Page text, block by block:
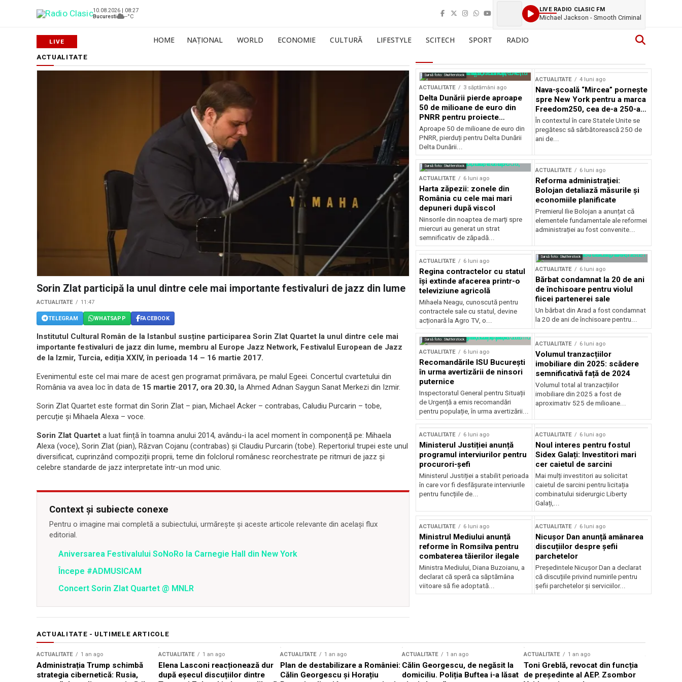
10.08.2026 | 08:27
Bucuresti
--°C
LIVE RADIO CLASIC FM
Michael Jackson - Smooth Criminal
HOME NAȚIONAL WORLD ECONOMIE CULTURĂ LIFESTYLE SCITECH SPORT RADIO
ACTUALITATE
Sorin Zlat participă la unul dintre cele mai importante festivaluri de jazz din lume
ACTUALITATE 11:47
TELEGRAM WHATSAPP FACEBOOK
Institutul Cultural Român de la Istanbul susține participarea Sorin Zlat Quartet la unul dintre cele mai
importante festivaluri de jazz din lume, membru al Europe Jazz Network, Festivalul European de Jazz
de la Izmir, Turcia, ediția XXIV, în perioada 14 – 16 martie 2017.
Evenimentul este cel mai mare de acest gen programat primăvara, pe malul Egeei. Concertul cvartetului din
România va avea loc în data de 15 martie 2017, ora 20.30, la Ahmed Adnan Saygun Sanat Merkezi din Izmir.
Sorin Zlat Quartet este format din Sorin Zlat – pian, Michael Acker – contrabas, Caludiu Purcarin – tobe,
percuție și Mihaela Alexa – voce.
Sorin Zlat Quartet a luat ființă în toamna anului 2014, avându-i la acel moment în componență pe: Mihaela
Alexa (voce), Sorin Zlat (pian), Răzvan Cojanu (contrabas) și Claudiu Purcarin (tobe). Repertoriul trupei este unul
diversificat, cuprinzând compoziții proprii, teme din folclorul românesc reorchestrate pe ritmuri de jazz și
celebre standarde de jazz interpretate într-un mod unic.
Context și subiecte conexe
Pentru o imagine mai completă a subiectului, urmărește și aceste articole relevante din același flux
editorial.
Aniversarea Festivalului SoNoRo la Carnegie Hall din New York
Începe #ADMUSICAM
Concert Sorin Zlat Quartet @ MNLR
Sursă foto: Shutterstock
ACTUALITATE 3 săptămâni ago
Delta Dunării pierde aproape
50 de milioane de euro din
PNRR pentru proiecte
esențiale
Aproape 50 de milioane de euro din
PNRR, pierduți pentru Delta Dunării
Delta Dunării...
ACTUALITATE 4 luni ago
Nava-școală “Mircea” pornește
spre New York pentru a marca
Freedom250, cea de-a 250-a
aniversare a Statelor Unite
În contextul în care Statele Unite se
pregătesc să sărbătorească 250 de
ani de...
Sursă foto: Shutterstock
ACTUALITATE 6 luni ago
Harta zăpezii: zonele din
România cu cele mai mari
depuneri după viscol
Ninsorile din noaptea de marți spre
miercuri au generat un strat
semnificativ de zăpadă...
ACTUALITATE 6 luni ago
Reforma administrației:
Bolojan detaliază măsurile și
economiile planificate
Premierul Ilie Bolojan a anunțat că
elementele fundamentale ale reformei
administrației au fost convenite...
ACTUALITATE 6 luni ago
Regina contractelor cu statul
își extinde afacerea printr-o
televiziune agricolă
Mihaela Neagu, cunoscută pentru
contractele sale cu statul, devine
acționară la Agro TV, o...
Sursă foto: Shutterstock
ACTUALITATE 6 luni ago
Bărbat condamnat la 20 de ani
de închisoare pentru violul
fiicei partenerei sale
Un bărbat din Arad a fost condamnat
la 20 de ani de închisoare pentru...
Sursă foto: Shutterstock
ACTUALITATE 6 luni ago
Recomandările ISU București
în urma avertizării de ninsori
puternice
Inspectoratul General pentru Situații
de Urgență a emis recomandări
pentru populație, în urma avertizării...
ACTUALITATE 6 luni ago
Volumul tranzacțiilor
imobiliare din 2025: scădere
semnificativă față de 2024
Volumul total al tranzacțiilor
imobiliare din 2025 a fost de
aproximativ 525 de milioane...
ACTUALITATE 6 luni ago
Ministerul Justiției anunță
programul interviurilor pentru
procurori-șefi
Ministerul Justiției a stabilit perioada
în care vor fi desfășurate interviurile
pentru funcțiile de...
ACTUALITATE 6 luni ago
Noul interes pentru fostul
Sidex Galați: Investitori mari
cer caietul de sarcini
Mai mulți investitori au solicitat
caietul de sarcini pentru licitația
combinatului siderurgic Liberty
Galați,...
ACTUALITATE 6 luni ago
Ministrul Mediului anunță
reforme în Romsilva pentru
combaterea tăierilor ilegale
Ministra Mediului, Diana Buzoianu, a
declarat că speră ca săptămâna
viitoare să fie adoptată...
ACTUALITATE 6 luni ago
Nicușor Dan anunță amânarea
discuțiilor despre șefii
parchetelor
Președintele Nicușor Dan a declarat
că discuțiile privind numirile pentru
șefii parchetelor și serviciilor...
ACTUALITATE - ULTIMELE ARTICOLE
ACTUALITATE 1 an ago
Administrația Trump schimbă
strategia cibernetică: Rusia,
ACTUALITATE 1 an ago
Elena Lasconi reacționează dur
după eșecul discuțiilor dintre
ACTUALITATE 1 an ago
Plan de destabilizare a României:
Călin Georgescu și Horațiu
ACTUALITATE 1 an ago
Călin Georgescu, de negăsit la
domiciliu. Poliția Buftea i-a lăsat
ACTUALITATE 1 an ago
Toni Greblă, revocat din funcția
de președinte al AEP. Zsombor